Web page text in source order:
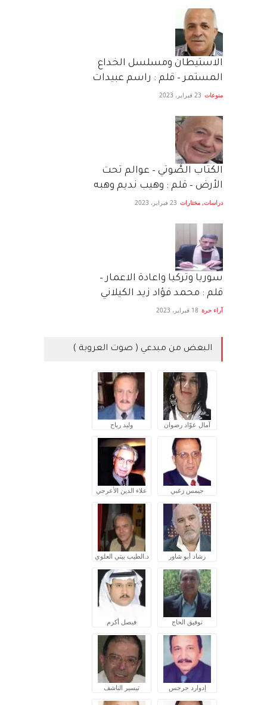
الاستيطان ومسلسل الخداع
المستمر – قلم : راسم عبيدات
منوعات 23 فبراير، 2023
الكتاب الصَّوتي – عوالم تحت
الأرض – قلم : وهيب نديم وهبه
دراسات, مختارات 23 فبراير، 2023
سوريا وتركيا واعادة الاعمار –
قلم : محمد فؤاد زيد الكيلاني
آراء حرة 18 فبراير، 2023
البعض من مبدعي ( صوت العروبة )
آمال عوّاد رضوان وليد رباح
جيمس زغبي علاء الدين الأعرجي
رشاد أبو شاور د.الطيب بيتي العلوي
توفيق الحاج فيصل أكرم
إدوارد جرجس تيسير الناشف